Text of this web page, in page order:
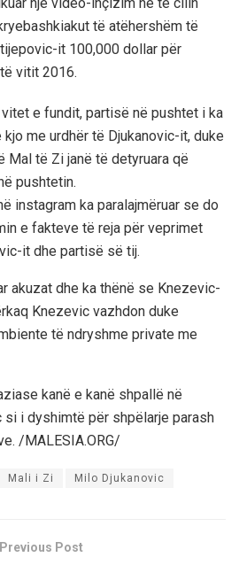
të atëhershëm të
it 100,000 dollar për
vitit 2016.
e fundit, partisë në pushtet i ka
me urdhër të Djukanovic-it, duke
Mal të Zi janë të detyruara që
pushtetin.
instagram ka paralajmëruar se do
e fakteve të reja për veprimet
it dhe partisë së tij.
akuzat dhe ka thënë se Knezevic-
Knezevic vazhdon duke
të ndryshme private me
kanë e kanë shpallë në
i dyshimtë për shpëlarje parash
/MALESIA.ORG/
Mali i Zi Milo Djukanovic
Previous Post